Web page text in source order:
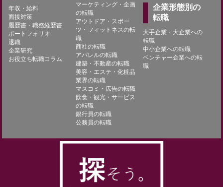
年収・給料
面接対策
履歴書・職務経歴書
ポートフォリオ
退職
企業研究
お役立ち転職コラム
マーケティング・企画
の転職
アウトドア・スポー
ツ・フィットネスの転
職
商社の転職
アパレルの転職
建築・不動産の転職
美容・エステ・化粧品
業界の転職
マスコミ・広告の転職
飲食・観光・サービス
の転職
銀行員の転職
公務員の転職
企業形態別の
転職
大手企業・大企業への
転職
中小企業への転職
ベンチャー企業への転
職